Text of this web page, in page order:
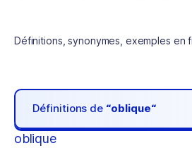
Définitions, synonymes, exemples en
Définitions de “oblique“
oblique